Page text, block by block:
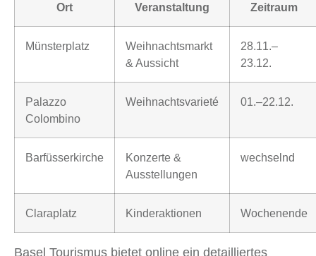
Ort Veranstaltung Zeitraum
Münsterplatz
Weihnachtsmarkt
& Aussicht
28.11.–
23.12.
Palazzo
Colombino
Weihnachtsvarieté 01.–22.12.
Barfüsserkirche
Konzerte &
Ausstellungen
wechselnd
Claraplatz Kinderaktionen Wochenende
Basel Tourismus bietet online ein detailliertes